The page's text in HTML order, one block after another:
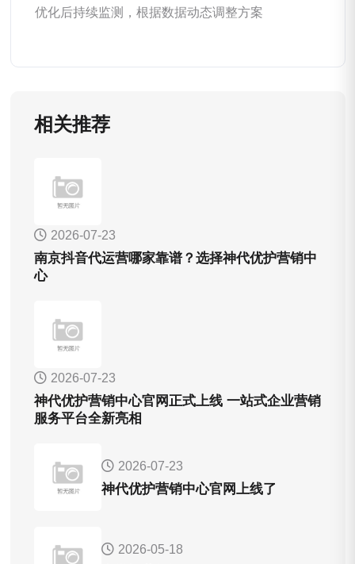
优化后持续监测，根据数据动态调整方案
相关推荐
2026-07-23
南京抖音代运营哪家靠谱？选择神代优护营销中
心
2026-07-23
神代优护营销中心官网正式上线 一站式企业营销
服务平台全新亮相
2026-07-23
神代优护营销中心官网上线了
2026-05-18